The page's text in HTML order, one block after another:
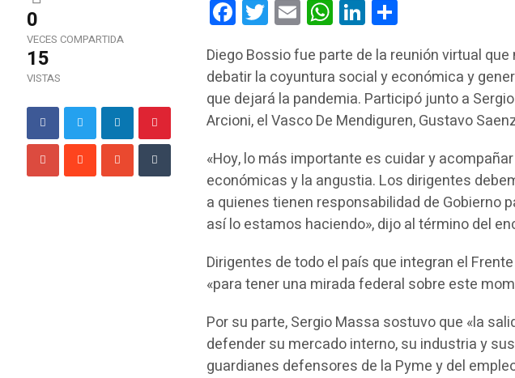
0
VECES COMPARTIDA
15
VISTAS
FacebookTwitterEmail WhatsAppLinkedIn
Diego Bossio fue parte de la reunión virtual
debatir la coyuntura social y económica y
que dejará la pandemia. Participó junto a
Arcioni, el Vasco De Mendiguren, Gustavo
«Hoy, lo más importante es cuidar y
económicas y la angustia. Los dirigentes
a quienes tienen responsabilidad de Gobierno
así lo estamos haciendo», dijo al término del
Dirigentes de todo el país que integran el
«para tener una mirada federal sobre este
Por su parte, Sergio Massa sostuvo que «la
defender su mercado interno, su industria y
guardianes defensores de la Pyme y del